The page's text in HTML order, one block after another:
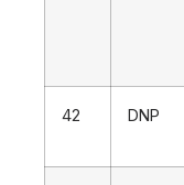
42 DNP